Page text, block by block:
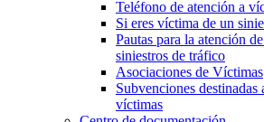
Teléfono de atención a
Si eres víctima de un
Pautas para la atención
siniestros de tráfico
Asociaciones de Víctimas
Subvenciones destinadas
víctimas